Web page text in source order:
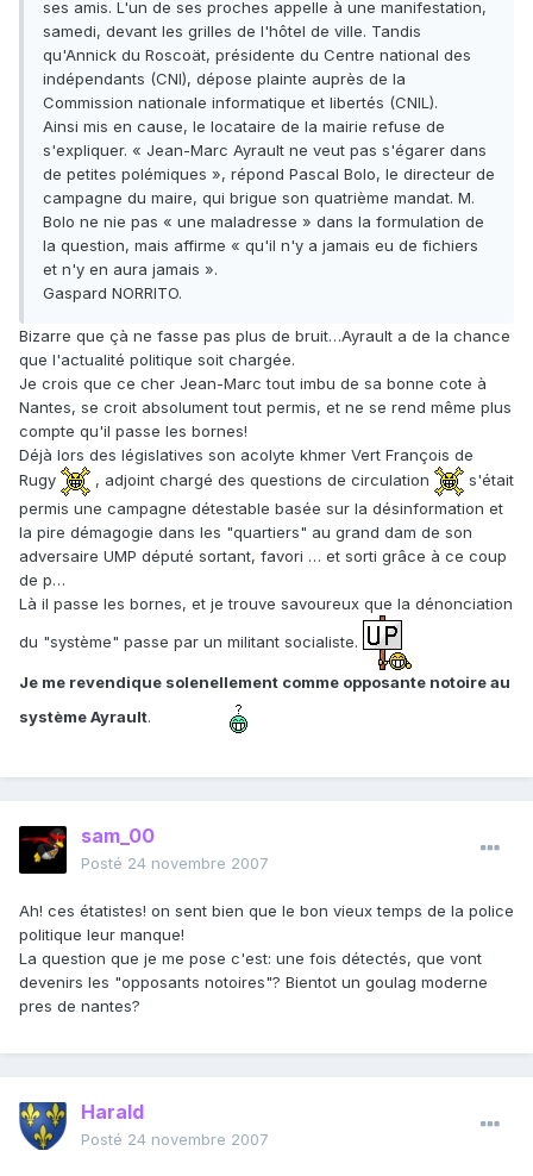
ses amis. L'un de ses proches appelle à une manifestation,
samedi, devant les grilles de l'hôtel de ville. Tandis
qu'Annick du Roscoät, présidente du Centre national des
indépendants (CNI), dépose plainte auprès de la
Commission nationale informatique et libertés (CNIL).
Ainsi mis en cause, le locataire de la mairie refuse de
s'expliquer. « Jean-Marc Ayrault ne veut pas s'égarer dans
de petites polémiques », répond Pascal Bolo, le directeur de
campagne du maire, qui brigue son quatrième mandat. M.
Bolo ne nie pas « une maladresse » dans la formulation de
la question, mais affirme « qu'il n'y a jamais eu de fichiers
et n'y en aura jamais ».
Gaspard NORRITO.
Bizarre que çà ne fasse pas plus de bruit…Ayrault a de la chance
que l'actualité politique soit chargée.
Je crois que ce cher Jean-Marc tout imbu de sa bonne cote à
Nantes, se croit absolument tout permis, et ne se rend même plus
compte qu'il passe les bornes!
Déjà lors des législatives son acolyte khmer Vert François de
Rugy
, adjoint chargé des questions de circulation
s'était
permis une campagne détestable basée sur la désinformation et
la pire démagogie dans les "quartiers" au grand dam de son
adversaire UMP député sortant, favori … et sorti grâce à ce coup
de p…
Là il passe les bornes, et je trouve savoureux que la dénonciation
du "système" passe par un militant socialiste.
Je me revendique solenellement comme opposante notoire au
système Ayrault.
sam_00
Posté 24 novembre 2007
Ah! ces étatistes! on sent bien que le bon vieux temps de la police
politique leur manque!
La question que je me pose c'est: une fois détectés, que vont
devenirs les "opposants notoires"? Bientot un goulag moderne
pres de nantes?
Harald
Posté 24 novembre 2007